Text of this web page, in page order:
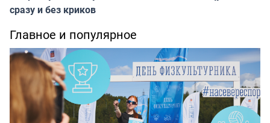
сразу и без криков
Главное и популярное